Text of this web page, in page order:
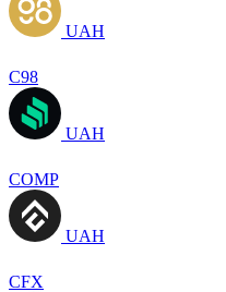
UAH
C98
UAH
COMP
UAH
CFX